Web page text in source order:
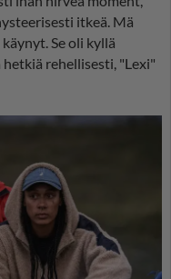
itkeä. Mä
Se oli kyllä
rehellisesti, "Lexi"